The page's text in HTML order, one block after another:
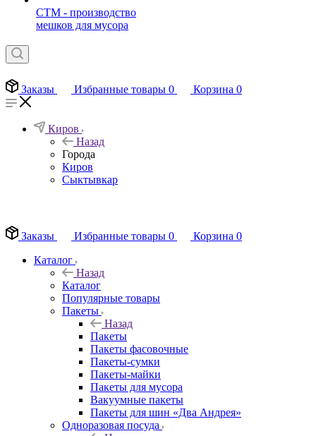
СТМ - производство
мешков для мусора
Заказы Избранные товары 0 Корзина 0
Киров
Назад
Города
Киров
Сыктывкар
Заказы
Избранные товары 0 Корзина 0
Каталог
Назад
Каталог
Популярные товары
Пакеты
Назад
Пакеты
Пакеты фасовочные
Пакеты-сумки
Пакеты-майки
Пакеты для мусора
Вакуумные пакеты
Пакеты для шин «Два Андрея»
Одноразовая посуда